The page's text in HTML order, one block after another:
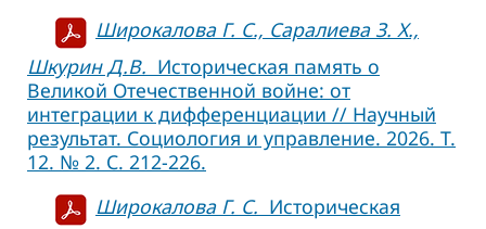
Широкалова Г. С., Саралиева З. Х.,
Шкурин Д.В. Историческая память о
Великой Отечественной войне: от
интеграции к дифференциации // Научный
результат. Социология и управление. 2026. Т.
12. № 2. С. 212-226.
Широкалова Г. С. Историческая